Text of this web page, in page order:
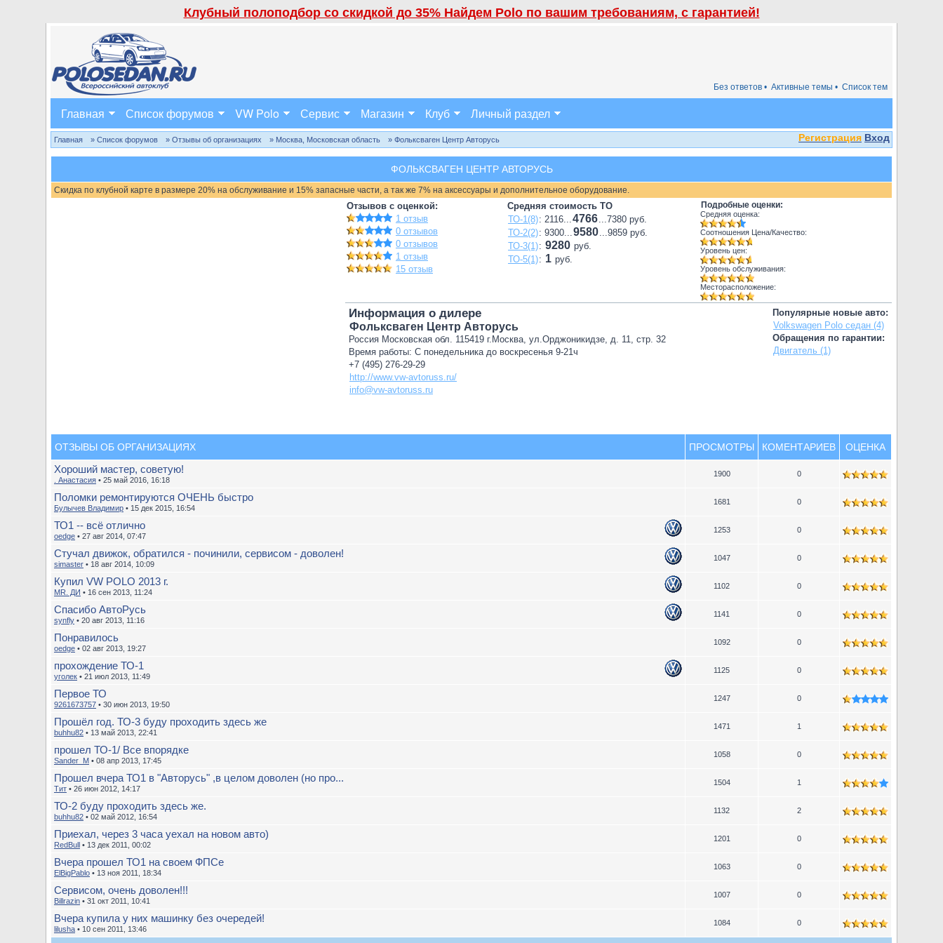
Клубный полоподбор со скидкой до 35% Найдем Polo по вашим требованиям, с гарантией!
Список тем
Активные темы •
Без ответов •
Главная Список форумов VW Polo Сервис Магазин Клуб Личный раздел
Регистрация Вход
Главная » Список форумов » Отзывы об организациях » Москва, Московская область » Фольксваген Центр Авторусь
ФОЛЬКСВАГЕН ЦЕНТР АВТОРУСЬ
Скидка по клубной карте в размере 20% на обслуживание и 15% запасные части, а так же 7% на аксессуары и дополнительное оборудование.
Отзывов с оценкой:
1 отзыв
0 отзывов
0 отзывов
1 отзыв
15 отзыв
Средняя стоимость ТО
ТО-1(8): 2116...4766...7380 руб.
ТО-2(2): 9300...9580...9859 руб.
ТО-3(1): 9280 руб.
ТО-5(1): 1 руб.
Подробные оценки:
Средняя оценка:
Соотношения Цена/Качество:
Уровень цен:
Уровень обслуживания:
Месторасположение:
Популярные новые авто:
Volkswagen Polo седан (4)
Обращения по гарантии:
Двигатель (1)
Информация о дилере
Фольксваген Центр Авторусь
Россия Московская обл. 115419 г.Москва, ул.Орджоникидзе, д. 11, стр. 32
Время работы: С понедельника до воскресенья 9-21ч
+7 (495) 276-29-29
http://www.vw-avtoruss.ru/
info@vw-avtoruss.ru
ОТЗЫВЫ ОБ ОРГАНИЗАЦИЯХ ПРОСМОТРЫ КОМЕНТАРИЕВ ОЦЕНКА
Хороший мастер, советую!
. Анастасия • 25 май 2016, 16:18
1900 0
Поломки ремонтируются ОЧЕНЬ быстро
Булычев Владимир • 15 дек 2015, 16:54
1681 0
ТО1 -- всё отлично
oedge • 27 авг 2014, 07:47
1253 0
Стучал движок, обратился - починили, сервисом - доволен!
simaster • 18 авг 2014, 10:09
1047 0
Купил VW POLO 2013 г.
MR. ДИ • 16 сен 2013, 11:24
1102 0
Спасибо АвтоРусь
synfly • 20 авг 2013, 11:16
1141 0
Понравилось
oedge • 02 авг 2013, 19:27
1092 0
прохождение ТО-1
уголек • 21 июл 2013, 11:49
1125 0
Первое ТО
9261673757 • 30 июн 2013, 19:50
1247 0
Прошёл год. ТО-3 буду проходить здесь же
buhhu82 • 13 май 2013, 22:41
1471 1
прошел ТО-1/ Все впорядке
Sander_M • 08 апр 2013, 17:45
1058 0
Прошел вчера ТО1 в "Авторусь" ,в целом доволен (но про...
Тит • 26 июн 2012, 14:17
1504 1
ТО-2 буду проходить здесь же.
buhhu82 • 02 май 2012, 16:54
1132 2
Приехал, через 3 часа уехал на новом авто)
RedBull • 13 дек 2011, 00:02
1201 0
Вчера прошел ТО1 на своем ФПСе
ElBigPablo • 13 ноя 2011, 18:34
1063 0
Сервисом, очень доволен!!!
Billrazin • 31 окт 2011, 10:41
1007 0
Вчера купила у них машинку без очередей!
lilusha • 10 сен 2011, 13:46
1084 0